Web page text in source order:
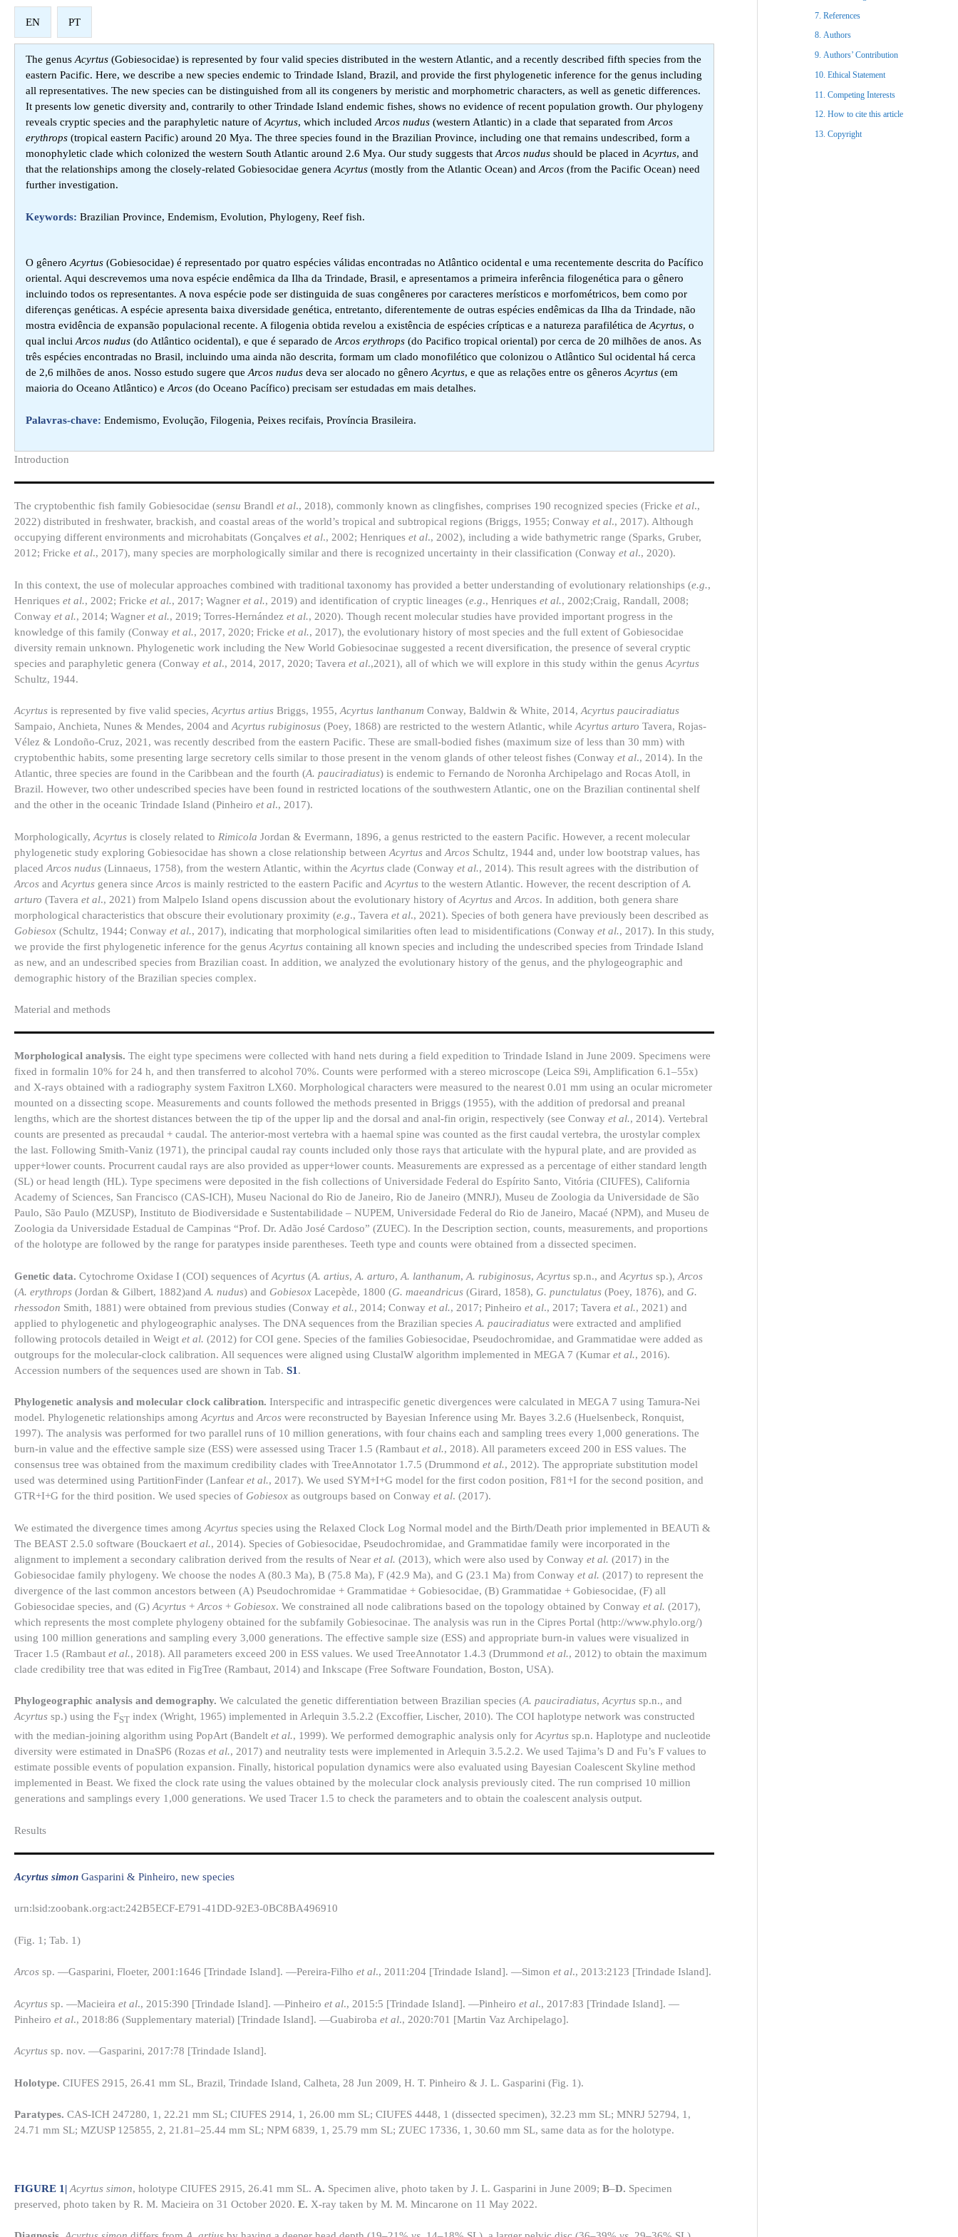
EN PT
The genus Acyrtus (Gobiesocidae) is represented by four valid species distributed in the western Atlantic, and a recently described fifth species from the
eastern Pacific. Here, we describe a new species endemic to Trindade Island, Brazil, and provide the first phylogenetic inference for the genus including
all representatives. The new species can be distinguished from all its congeners by meristic and morphometric characters, as well as genetic differences.
It presents low genetic diversity and, contrarily to other Trindade Island endemic fishes, shows no evidence of recent population growth. Our phylogeny
reveals cryptic species and the paraphyletic nature of Acyrtus, which included Arcos nudus (western Atlantic) in a clade that separated from Arcos
erythrops (tropical eastern Pacific) around 20 Mya. The three species found in the Brazilian Province, including one that remains undescribed, form a
monophyletic clade which colonized the western South Atlantic around 2.6 Mya. Our study suggests that Arcos nudus should be placed in Acyrtus, and
that the relationships among the closely-related Gobiesocidae genera Acyrtus (mostly from the Atlantic Ocean) and Arcos (from the Pacific Ocean) need
further investigation.
Keywords: Brazilian Province, Endemism, Evolution, Phylogeny, Reef fish.
O gênero Acyrtus (Gobiesocidae) é representado por quatro espécies válidas encontradas no Atlântico ocidental e uma recentemente descrita do Pacífico
oriental. Aqui descrevemos uma nova espécie endêmica da Ilha da Trindade, Brasil, e apresentamos a primeira inferência filogenética para o gênero
incluindo todos os representantes. A nova espécie pode ser distinguida de suas congêneres por caracteres merísticos e morfométricos, bem como por
diferenças genéticas. A espécie apresenta baixa diversidade genética, entretanto, diferentemente de outras espécies endêmicas da Ilha da Trindade, não
mostra evidência de expansão populacional recente. A filogenia obtida revelou a existência de espécies crípticas e a natureza parafilética de Acyrtus, o
qual inclui Arcos nudus (do Atlântico ocidental), e que é separado de Arcos erythrops (do Pacifico tropical oriental) por cerca de 20 milhões de anos. As
três espécies encontradas no Brasil, incluindo uma ainda não descrita, formam um clado monofilético que colonizou o Atlântico Sul ocidental há cerca
de 2,6 milhões de anos. Nosso estudo sugere que Arcos nudus deva ser alocado no gênero Acyrtus, e que as relações entre os gêneros Acyrtus (em
maioria do Oceano Atlântico) e Arcos (do Oceano Pacífico) precisam ser estudadas em mais detalhes.
Palavras-chave: Endemismo, Evolução, Filogenia, Peixes recifais, Província Brasileira.
Introduction​
The cryptobenthic fish family Gobiesocidae (sensu Brandl et al., 2018), commonly known as clingfishes, comprises 190 recognized species (Fricke et al.,
2022) distributed in freshwater, brackish, and coastal areas of the world’s tropical and subtropical regions (Briggs, 1955; Conway et al., 2017). Although
occupying different environments and microhabitats (Gonçalves et al., 2002; Henriques et al., 2002), including a wide bathymetric range (Sparks, Gruber,
2012; Fricke et al., 2017), many species are morphologically similar and there is recognized uncertainty in their classification (Conway et al., 2020).
In this context, the use of molecular approaches combined with traditional taxonomy has provided a better understanding of evolutionary relationships (e.g.,
Henriques et al., 2002; Fricke et al., 2017; Wagner et al., 2019) and identification of cryptic lineages (e.g., Henriques et al., 2002;Craig, Randall, 2008;
Conway et al., 2014; Wagner et al., 2019; Torres-Hernández et al., 2020). Though recent molecular studies have provided important progress in the
knowledge of this family (Conway et al., 2017, 2020; Fricke et al., 2017), the evolutionary history of most species and the full extent of Gobiesocidae
diversity remain unknown. Phylogenetic work including the New World Gobiesocinae suggested a recent diversification, the presence of several cryptic
species and paraphyletic genera (Conway et al., 2014, 2017, 2020; Tavera et al.,2021), all of which we will explore in this study within the genus Acyrtus
Schultz, 1944.
Acyrtus is represented by five valid species, Acyrtus artius Briggs, 1955, Acyrtus lanthanum Conway, Baldwin & White, 2014, Acyrtus pauciradiatus
Sampaio, Anchieta, Nunes & Mendes, 2004 and Acyrtus rubiginosus (Poey, 1868) are restricted to the western Atlantic, while Acyrtus arturo Tavera, Rojas-
Vélez & Londoño-Cruz, 2021, was recently described from the eastern Pacific. These are small-bodied fishes (maximum size of less than 30 mm) with
cryptobenthic habits, some presenting large secretory cells similar to those present in the venom glands of other teleost fishes (Conway et al., 2014). In the
Atlantic, three species are found in the Caribbean and the fourth (A. pauciradiatus) is endemic to Fernando de Noronha Archipelago and Rocas Atoll, in
Brazil. However, two other undescribed species have been found in restricted locations of the southwestern Atlantic, one on the Brazilian continental shelf
and the other in the oceanic Trindade Island (Pinheiro et al., 2017).
Morphologically, Acyrtus is closely related to Rimicola Jordan & Evermann, 1896, a genus restricted to the eastern Pacific. However, a recent molecular
phylogenetic study exploring Gobiesocidae has shown a close relationship between Acyrtus and Arcos Schultz, 1944 and, under low bootstrap values, has
placed Arcos nudus (Linnaeus, 1758), from the western Atlantic, within the Acyrtus clade (Conway et al., 2014). This result agrees with the distribution of
Arcos and Acyrtus genera since Arcos is mainly restricted to the eastern Pacific and Acyrtus to the western Atlantic. However, the recent description of A.
arturo (Tavera et al., 2021) from Malpelo Island opens discussion about the evolutionary history of Acyrtus and Arcos. In addition, both genera share
morphological characteristics that obscure their evolutionary proximity (e.g., Tavera et al., 2021). Species of both genera have previously been described as
Gobiesox (Schultz, 1944; Conway et al., 2017), indicating that morphological similarities often lead to misidentifications (Conway et al., 2017). In this study,
we provide the first phylogenetic inference for the genus Acyrtus containing all known species and including the undescribed species from Trindade Island
as new, and an undescribed species from Brazilian coast. In addition, we analyzed the evolutionary history of the genus, and the phylogeographic and
demographic history of the Brazilian species complex.
Material and methods
Morphological analysis. The eight type specimens were collected with hand nets during a field expedition to Trindade Island in June 2009. Specimens were
fixed in formalin 10% for 24 h, and then transferred to alcohol 70%. Counts were performed with a stereo microscope (Leica S9i, Amplification 6.1–55x)
and X-rays obtained with a radiography system Faxitron LX60. Morphological characters were measured to the nearest 0.01 mm using an ocular micrometer
mounted on a dissecting scope. Measurements and counts followed the methods presented in Briggs (1955), with the addition of predorsal and preanal
lengths, which are the shortest distances between the tip of the upper lip and the dorsal and anal-fin origin, respectively (see Conway et al., 2014). Vertebral
counts are presented as precaudal + caudal. The anterior-most vertebra with a haemal spine was counted as the first caudal vertebra, the urostylar complex
the last. Following Smith-Vaniz (1971), the principal caudal ray counts included only those rays that articulate with the hypural plate, and are provided as
upper+lower counts. Procurrent caudal rays are also provided as upper+lower counts. Measurements are expressed as a percentage of either standard length
(SL) or head length (HL). Type specimens were deposited in the fish collections of Universidade Federal do Espírito Santo, Vitória (CIUFES), California
Academy of Sciences, San Francisco (CAS-ICH), Museu Nacional do Rio de Janeiro, Rio de Janeiro (MNRJ), Museu de Zoologia da Universidade de São
Paulo, São Paulo (MZUSP), Instituto de Biodiversidade e Sustentabilidade – NUPEM, Universidade Federal do Rio de Janeiro, Macaé (NPM), and Museu de
Zoologia da Universidade Estadual de Campinas “Prof. Dr. Adão José Cardoso” (ZUEC). In the Description section, counts, measurements, and proportions
of the holotype are followed by the range for paratypes inside parentheses. Teeth type and counts were obtained from a dissected specimen.
Genetic data. Cytochrome Oxidase I (COI) sequences of Acyrtus (A. artius, A. arturo, A. lanthanum, A. rubiginosus, Acyrtus sp.n., and Acyrtus sp.), Arcos
(A. erythrops (Jordan & Gilbert, 1882)and A. nudus) and Gobiesox Lacepède, 1800 (G. maeandricus (Girard, 1858), G. punctulatus (Poey, 1876), and G.
rhessodon Smith, 1881) were obtained from previous studies (Conway et al., 2014; Conway et al., 2017; Pinheiro et al., 2017; Tavera et al., 2021) and
applied to phylogenetic and phylogeographic analyses. The DNA sequences from the Brazilian species A. pauciradiatus were extracted and amplified
following protocols detailed in Weigt et al. (2012) for COI gene. Species of the families Gobiesocidae, Pseudochromidae, and Grammatidae were added as
outgroups for the molecular-clock calibration. All sequences were aligned using ClustalW algorithm implemented in MEGA 7 (Kumar et al., 2016).
Accession numbers of the sequences used are shown in Tab. S1 .
Phylogenetic analysis and molecular clock calibration. Interspecific and intraspecific genetic divergences were calculated in MEGA 7 using Tamura-Nei
model. Phylogenetic relationships among Acyrtus and Arcos were reconstructed by Bayesian Inference using Mr. Bayes 3.2.6 (Huelsenbeck, Ronquist,
1997). The analysis was performed for two parallel runs of 10 million generations, with four chains each and sampling trees every 1,000 generations. The
burn-in value and the effective sample size (ESS) were assessed using Tracer 1.5 (Rambaut et al., 2018). All parameters exceed 200 in ESS values. The
consensus tree was obtained from the maximum credibility clades with TreeAnnotator 1.7.5 (Drummond et al., 2012). The appropriate substitution model
used was determined using PartitionFinder (Lanfear et al., 2017). We used SYM+I+G model for the first codon position, F81+I for the second position, and
GTR+I+G for the third position. We used species of Gobiesox as outgroups based on Conway et al. (2017).
We estimated the divergence times among Acyrtus species using the Relaxed Clock Log Normal model and the Birth/Death prior implemented in BEAUTi &
The BEAST 2.5.0 software (Bouckaert et al., 2014). Species of Gobiesocidae, Pseudochromidae, and Grammatidae family were incorporated in the
alignment to implement a secondary calibration derived from the results of Near et al. (2013), which were also used by Conway et al. (2017) in the
Gobiesocidae family phylogeny. We choose the nodes A (80.3 Ma), B (75.8 Ma), F (42.9 Ma), and G (23.1 Ma) from Conway et al. (2017) to represent the
divergence of the last common ancestors between (A) Pseudochromidae + Grammatidae + Gobiesocidae, (B) Grammatidae + Gobiesocidae, (F) all
Gobiesocidae species, and (G) Acyrtus + Arcos + Gobiesox. We constrained all node calibrations based on the topology obtained by Conway et al. (2017),
which represents the most complete phylogeny obtained for the subfamily Gobiesocinae. The analysis was run in the Cipres Portal (http://www.phylo.org/)
using 100 million generations and sampling every 3,000 generations. The effective sample size (ESS) and appropriate burn-in values were visualized in
Tracer 1.5 (Rambaut et al., 2018). All parameters exceed 200 in ESS values. We used TreeAnnotator 1.4.3 (Drummond et al., 2012) to obtain the maximum
clade credibility tree that was edited in FigTree (Rambaut, 2014) and Inkscape (Free Software Foundation, Boston, USA).
Phylogeographic analysis and demography. We calculated the genetic differentiation between Brazilian species (A. pauciradiatus, Acyrtus sp.n., and
Acyrtus sp.) using the FST index (Wright, 1965) implemented in Arlequin 3.5.2.2 (Excoffier, Lischer, 2010). The COI haplotype network was constructed
with the median-joining algorithm using PopArt (Bandelt et al., 1999). We performed demographic analysis only for Acyrtus sp.n. Haplotype and nucleotide
diversity were estimated in DnaSP6 (Rozas et al., 2017) and neutrality tests were implemented in Arlequin 3.5.2.2. We used Tajima’s D and Fu’s F values to
estimate possible events of population expansion. Finally, historical population dynamics were also evaluated using Bayesian Coalescent Skyline method
implemented in Beast. We fixed the clock rate using the values obtained by the molecular clock analysis previously cited. The run comprised 10 million
generations and samplings every 1,000 generations. We used Tracer 1.5 to check the parameters and to obtain the coalescent analysis output.
Results​
Acyrtus simon Gasparini & Pinheiro, new species
urn:lsid:zoobank.org:act:242B5ECF-E791-41DD-92E3-0BC8BA496910
(Fig. 1; Tab. 1)
Arcos sp. —Gasparini, Floeter, 2001:1646 [Trindade Island]. —Pereira-Filho et al., 2011:204 [Trindade Island]. —Simon et al., 2013:2123 [Trindade Island].
Acyrtus sp. —Macieira et al., 2015:390 [Trindade Island]. —Pinheiro et al., 2015:5 [Trindade Island]. —Pinheiro et al., 2017:83 [Trindade Island]. —
Pinheiro et al., 2018:86 (Supplementary material) [Trindade Island]. —Guabiroba et al., 2020:701 [Martin Vaz Archipelago].
Acyrtus sp. nov. —Gasparini, 2017:78 [Trindade Island].
Holotype. CIUFES 2915, 26.41 mm SL, Brazil, Trindade Island, Calheta, 28 Jun 2009, H. T. Pinheiro & J. L. Gasparini (Fig. 1).
Paratypes. CAS-ICH 247280, 1, 22.21 mm SL; CIUFES 2914, 1, 26.00 mm SL; CIUFES 4448, 1 (dissected specimen), 32.23 mm SL; MNRJ 52794, 1,
24.71 mm SL; MZUSP 125855, 2, 21.81–25.44 mm SL; NPM 6839, 1, 25.79 mm SL; ZUEC 17336, 1, 30.60 mm SL, same data as for the holotype.
FIGURE 1 | Acyrtus simon, holotype CIUFES 2915, 26.41 mm SL. A. Specimen alive, photo taken by J. L. Gasparini in June 2009; B–D. Specimen
preserved, photo taken by R. M. Macieira on 31 October 2020. E. X-ray taken by M. M. Mincarone on 11 May 2022.
References​
Authors
Authors’ Contribution
Ethical Statement​
Competing Interests
How to cite this article
Copyright​